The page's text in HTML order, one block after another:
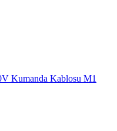
Kumanda Kablosu M1